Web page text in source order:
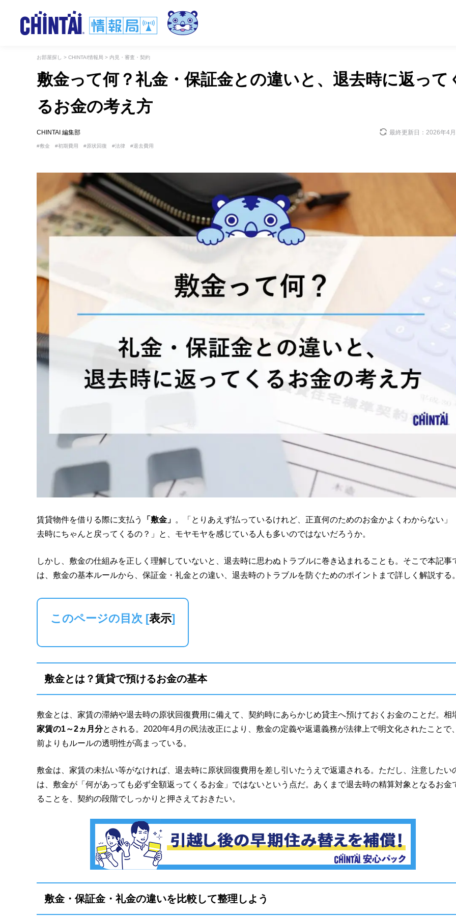
お部屋探し > CHINTAI情報局 > 内見・審査・契約
敷金って何？礼金・保証金との違いと、退去時に返って
るお金の考え方
CHINTAI 編集部 最終更新日： 2026年4
敷金 初期費用 原状回復 法律 退去費用
賃貸物件を借りる際に支払う 「敷金」 。「とりあえず払っているけれど、正直何のためのお金かよくわからない」
去時にちゃんと戻ってくるの？」と、モヤモヤを感じている人も多いのではないだろうか。
しかし、敷金の仕組みを正しく理解していないと、退去時に思わぬトラブルに巻き込まれることも。そこで本記事
は、敷金の基本ルールから、保証金・礼金との違い、退去時のトラブルを防ぐためのポイントまで詳しく解説する。
このページの目次 [表示]
敷金とは？賃貸で預けるお金の基本
敷金とは、家賃の滞納や退去時の原状回復費用に備えて、契約時にあらかじめ貸主へ預けておくお金のことだ。相
家賃の1～2ヵ月分とされる。2020年4月の民法改正により、敷金の定義や返還義務が法律上で明文化されたことで
前よりもルールの透明性が高まっている。
敷金は、家賃の未払い等がなければ、退去時に原状回復費用を差し引いたうえで返還される。ただし、注意したい
は、敷金が「何があっても必ず全額返ってくるお金」ではないという点だ。あくまで退去時の精算対象となるお金
ることを、契約の段階でしっかりと押さえておきたい。
敷金・保証金・礼金の違いを比較して整理しよう